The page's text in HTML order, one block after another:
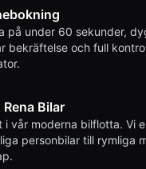
på under 60 sekunder,
bekräftelse och full
Bilar
i vår moderna bilflotta. Vi
personbilar till rymliga